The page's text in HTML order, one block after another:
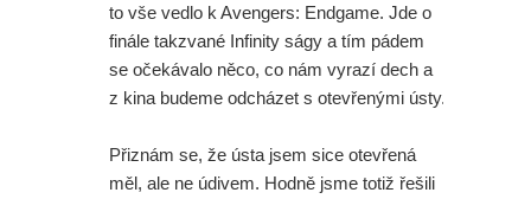
to vše vedlo k Avengers: Endgame. Jde o
finále takzvané Infinity ságy a tím pádem
se očekávalo něco, co nám vyrazí dech a
z kina budeme odcházet s otevřenými ústy.
Přiznám se, že ústa jsem sice otevřená
měl, ale ne údivem. Hodně jsme totiž řešili